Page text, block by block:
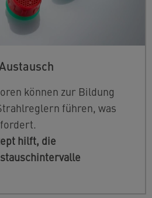
können zur Bildung
führen, was
hilft, die